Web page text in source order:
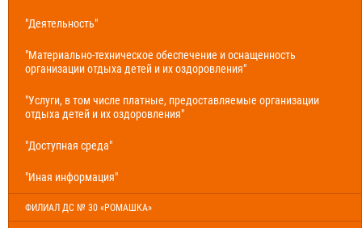
"Деятельность"
"Материально-техническое обеспечение и оснащенность
организации отдыха детей и их оздоровления"
"Услуги, в том числе платные, предоставляемые организации
отдыха детей и их оздоровления"
"Доступная среда"
"Иная информация"
ФИЛИАЛ ДС № 30 «РОМАШКА»